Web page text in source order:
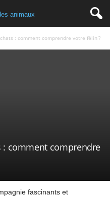
: comment comprendre votre félin ?
: comment comprendre
fascinants et